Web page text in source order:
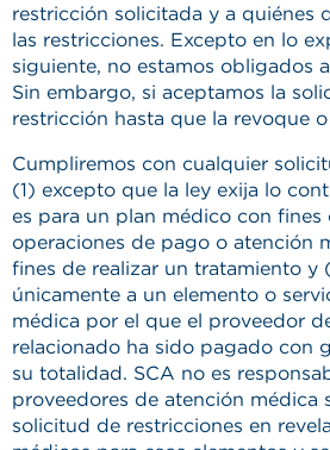
restricción solicitada y a quiénes
las restricciones. Excepto en lo
siguiente, no estamos obligados
Sin embargo, si aceptamos la
restricción hasta que la revoque
Cumpliremos con cualquier
(1) excepto que la ley exija lo
es para un plan médico con fines
operaciones de pago o atención
fines de realizar un tratamiento y
únicamente a un elemento o
médica por el que el proveedor
relacionado ha sido pagado con
su totalidad. SCA no es
proveedores de atención médica
solicitud de restricciones en